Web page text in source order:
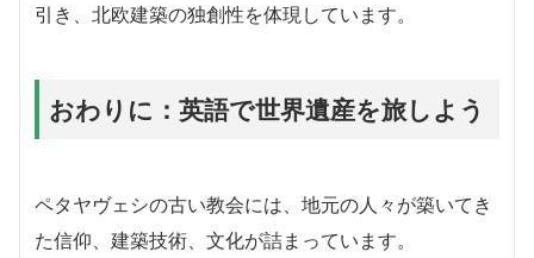
引き、北欧建築の独創性を体現しています。
おわりに：英語で世界遺産を旅しよう
ペタヤヴェシの古い教会には、地元の人々が築いてき
た信仰、建築技術、文化が詰まっています。